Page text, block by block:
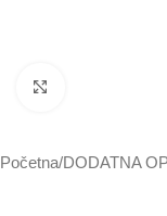
Početna DODATNA